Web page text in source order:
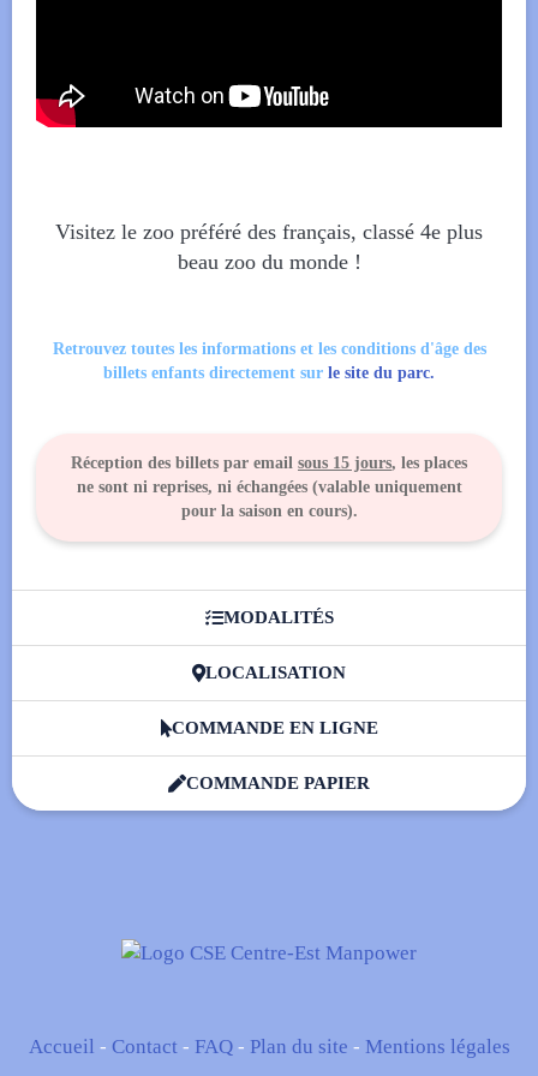
Visitez le zoo préféré des français, classé 4e plus
beau zoo du monde !
Retrouvez toutes les informations et les conditions d'âge des
billets enfants directement sur le site du parc.
Réception des billets par email sous 15 jours, les places
ne sont ni reprises, ni échangées (valable uniquement
pour la saison en cours).
MODALITÉS
LOCALISATION
COMMANDE EN LIGNE
COMMANDE PAPIER
Accueil - Contact- FAQ- Plan du site - Mentions légales